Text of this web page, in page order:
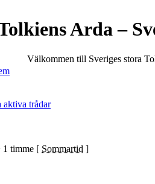
Arda –
Välkommen till Sveriges stora
aktiva trådar
1 timme [ Sommartid ]